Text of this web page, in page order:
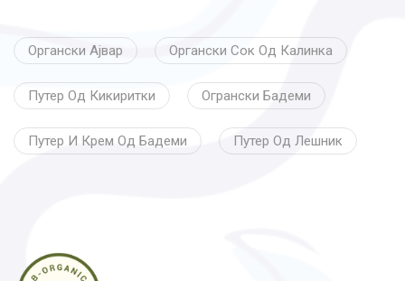
Органски Ајвар Органски Сок Од Калинка
Путер Од Кикиритки Огрански Бадеми
Путер И Крем Од Бадеми Путер Од Лешник